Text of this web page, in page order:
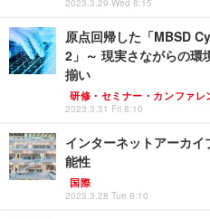
2023.3.29 Wed 8:15
原点回帰した「MBSD
2」～ 現実さながらの環
揃い
研修・セミナー・カンファレ
2023.3.31 Fri 8:10
インターネットアーカ
能性
国際
2023.3.28 Tue 8:10